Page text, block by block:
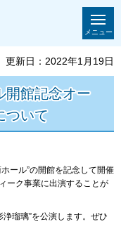
メニュー
更新日：2022年1月19日
開館記念オー
ついて
ール”の開館を記念して開催
ーク事業に出演することが
瑠璃”を公演します。ぜひ